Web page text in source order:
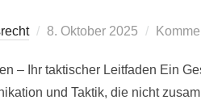
8. Oktober 2025
– Ihr taktischer Leitfaden Ein
und Taktik, die nicht